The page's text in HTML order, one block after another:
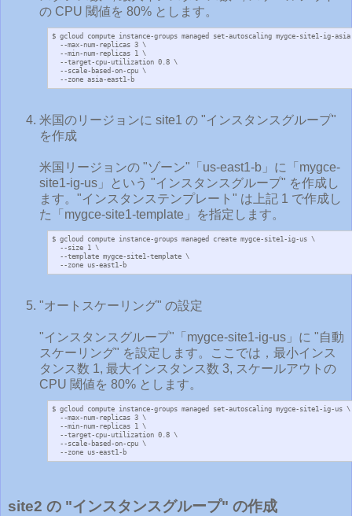
の CPU 閾値を 80% とします。
$ gcloud compute instance-groups managed set-autoscaling mygce-site1-ig-
  --zone asia-east1-b
米国のリージョンに site1 の "インスタンスグループ"
を作成
米国リージョンの "ゾーン"「us-east1-b」に「mygce-
site1-ig-us」という "インスタンスグループ" を作成し
ます。"インスタンステンプレート" は上記 1 で作成し
た「mygce-site1-template」を指定します。
$ gcloud compute instance-groups managed create mygce-site1-ig-us \
  --zone us-east1-b
"オートスケーリング" の設定
"インスタンスグループ"「mygce-site1-ig-us」に "自動
スケーリング" を設定します。ここでは，最小インス
タンス数 1, 最大インスタンス数 3, スケールアウトの
CPU 閾値を 80% とします。
$ gcloud compute instance-groups managed set-autoscaling mygce-site1-ig-us \
  --zone us-east1-b
site2 の "インスタンスグループ" の作成